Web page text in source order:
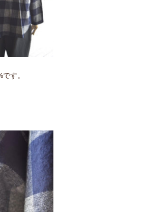
す。